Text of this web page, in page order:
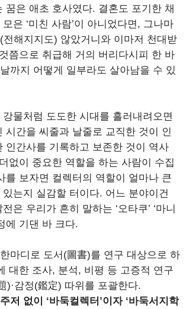
꿈은 애초 호사였다. 결혼도 포기한 채
은 ‘미친 사람’이 아니었다면, 그나마
전해지지도) 않았거니와 이마저 천대받
쯤으로 취급해 거의 버리다시피 한 바
까지 어떻게 일부라도 살아남을 수 있
물처럼 도도한 시대를 흘러내려오면
시간을 씨줄과 날줄로 교직한 것이 인
인간사를 기록하고 보존한 것이 역사
없이 중요한 역할을 하는 사람이 수집
를 보자면 컬렉터의 역할이 얼마나 큰
는지 실감할 터이다. 어느 분야이건
은 우리가 흔히 말하는 ‘오타쿠’ ‘마니
에 기댄 바 크다.
한마디로 도서(圖書)를 연구 대상으로 하
대한 조사, 분석, 비평 등 고증적 연구
)·감정(鑑定) 따위를 포괄한다.
저 없이 ‘바둑컬렉터’이자 ‘바둑서지학